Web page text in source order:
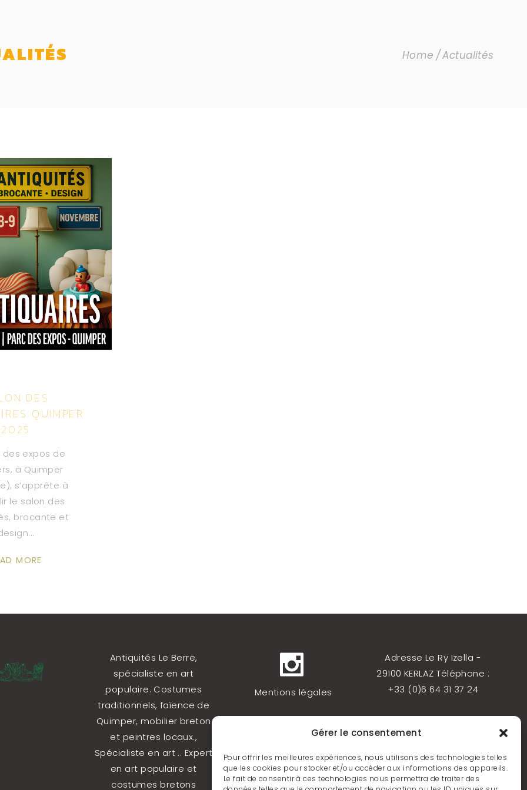
Gérer le consentement
Pour offrir les meilleures expériences, nous utilisons des technologies telles
que les cookies pour stocker et/ou accéder aux informations des appareils.
Le fait de consentir à ces technologies nous permettra de traiter des
Home Actualités
DES
QUIMPER
2025
des expos de
à Quimper
s’apprête à
le salon des
brocante et
MORE
Antiquités Le Berre,
spécialiste en art
populaire. Costumes
traditionnels, faïence de
Quimper, mobilier breton
et peintres locaux.,
Spécialiste en art .. Expert
en art populaire et
costumes bretons
Mentions légales
Politique de cookies
Adresse Le Ry Izella -
29100 KERLAZ Téléphone :
+33 (0)6 64 31 37 24